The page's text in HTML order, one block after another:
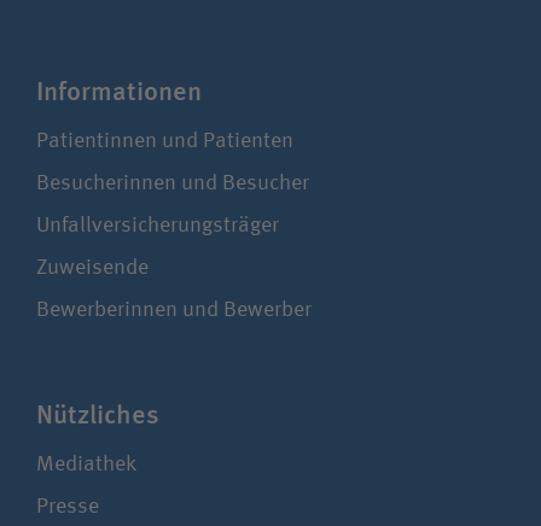
Infor­ma­tionen
Patientinnen und Patienten
Besucherinnen und Besucher
Unfallversicherungsträger
Zuweisende
Bewerberinnen und Bewerber
Nützliches
Mediathek
Presse